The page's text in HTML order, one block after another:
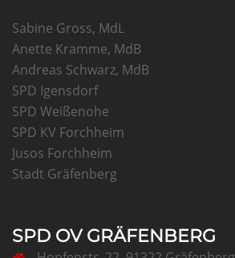
Sabine Gross, MdL
Anette Kramme, MdB
Andreas Schwarz, MdB
SPD Igensdorf
SPD Weißenohe
SPD KV Forchheim
Jusos Forchheim
Stadt Gräfenberg
SPD OV GRÄFENBERG